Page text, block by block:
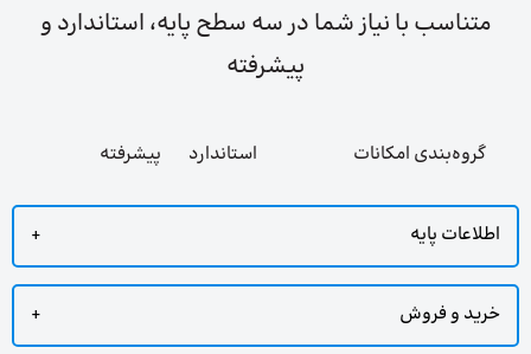
متناسب با نیاز شما در سه سطح پایه، استاندارد و
پیشرفته
گروه‌بندی امکانات استاندارد پیشرفته
اطلاعات پایه
خرید و فروش